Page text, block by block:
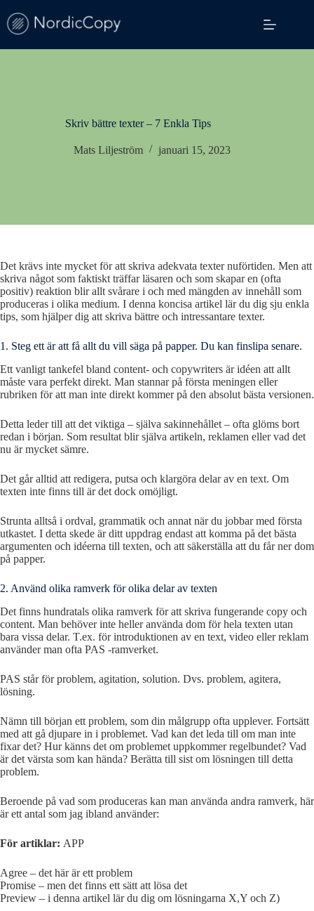
till
innehåll
Skriv bättre texter – 7 Enkla Tips
Mats Liljeström januari 15, 2023
Det krävs inte mycket för att skriva adekvata texter nuförtiden. Men att
skriva något som faktiskt träffar läsaren och som skapar en (ofta
positiv) reaktion blir allt svårare i och med mängden av innehåll som
produceras i olika medium. I denna koncisa artikel lär du dig sju enkla
tips, som hjälper dig att skriva bättre och intressantare texter.
1. Steg ett är att få allt du vill säga på papper. Du kan finslipa senare.
Ett vanligt tankefel bland content- och copywriters är idéen att allt
måste vara perfekt direkt. Man stannar på första meningen eller
rubriken för att man inte direkt kommer på den absolut bästa versionen.
Detta leder till att det viktiga – själva sakinnehållet – ofta glöms bort
redan i början. Som resultat blir själva artikeln, reklamen eller vad det
nu är mycket sämre.
Det går alltid att redigera, putsa och klargöra delar av en text. Om
texten inte finns till är det dock omöjligt.
Strunta alltså i ordval, grammatik och annat när du jobbar med första
utkastet. I detta skede är ditt uppdrag endast att komma på det bästa
argumenten och idéerna till texten, och att säkerställa att du får ner dom
på papper.
2. Använd olika ramverk för olika delar av texten
Det finns hundratals olika ramverk för att skriva fungerande copy och
content. Man behöver inte heller använda dom för hela texten utan
bara vissa delar. T.ex. för introduktionen av en text, video eller reklam
använder man ofta PAS -ramverket.
PAS står för problem, agitation, solution. Dvs. problem, agitera,
lösning.
Nämn till början ett problem, som din målgrupp ofta upplever. Fortsätt
med att gå djupare in i problemet. Vad kan det leda till om man inte
fixar det? Hur känns det om problemet uppkommer regelbundet? Vad
är det värsta som kan hända? Berätta till sist om lösningen till detta
problem.
Beroende på vad som produceras kan man använda andra ramverk, här
är ett antal som jag ibland använder:
För artiklar: APP
Agree – det här är ett problem
Promise – men det finns ett sätt att lösa det
Preview – i denna artikel lär du dig om lösningarna X,Y och Z)